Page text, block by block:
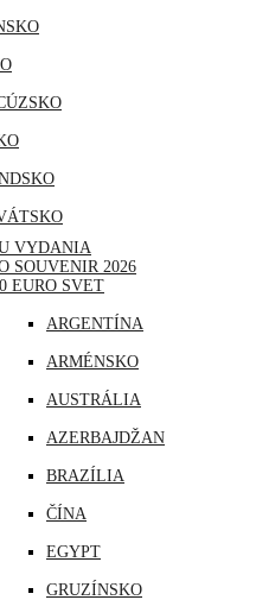
VYDANIA
SOUVENIR 2026
0 EURO SVET
ARGENTÍNA
ARMÉNSKO
AUSTRÁLIA
AZERBAJDŽAN
BRAZÍLIA
ČÍNA
EGYPT
GRUZÍNSKO